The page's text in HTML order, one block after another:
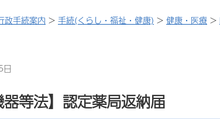
政手続案内 > 手続(くらし・福祉・健康) > 健康・医療 >
日
器等法】認定薬局返納届